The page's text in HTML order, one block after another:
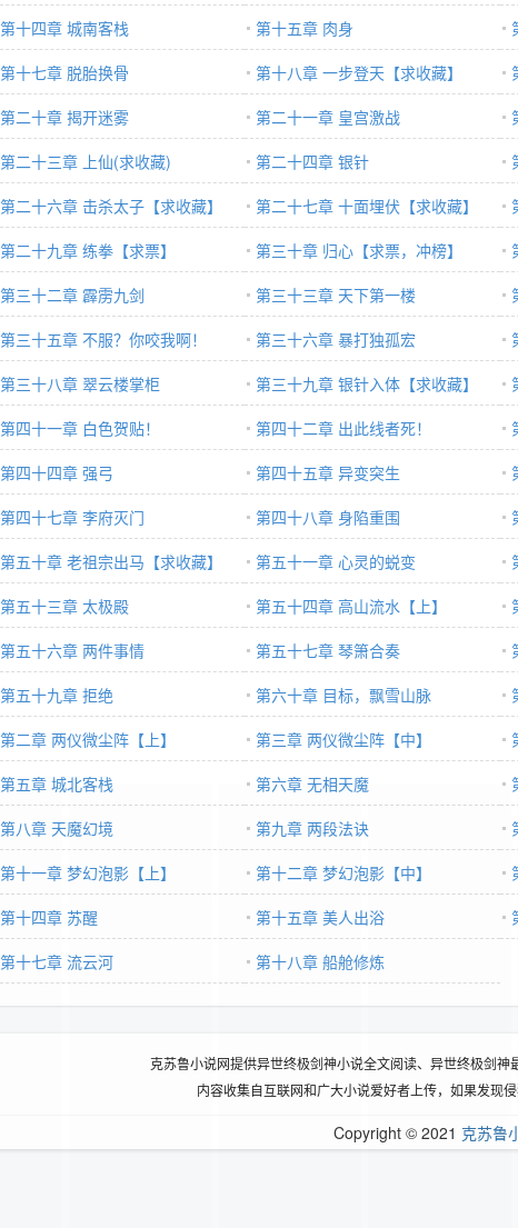
第十四章 城南客栈
第十五章 肉身
第十七章 脱胎换骨
第十八章 一步登天【求收藏】
第二十章 揭开迷雾
第二十一章 皇宫激战
第二十三章 上仙(求收藏)
第二十四章 银针
第二十六章 击杀太子【求收藏】
第二十七章 十面埋伏【求收藏】
第二十九章 练拳【求票】
第三十章 归心【求票，冲榜】
第三十二章 霹雳九剑
第三十三章 天下第一楼
第三十五章 不服？你咬我啊！
第三十六章 暴打独孤宏
第三十八章 翠云楼掌柜
第三十九章 银针入体【求收藏】
第四十一章 白色贺贴！
第四十二章 出此线者死！
第四十四章 强弓
第四十五章 异变突生
第四十七章 李府灭门
第四十八章 身陷重围
第五十章 老祖宗出马【求收藏】
第五十一章 心灵的蜕变
第五十三章 太极殿
第五十四章 高山流水【上】
第五十六章 两件事情
第五十七章 琴箫合奏
第五十九章 拒绝
第六十章 目标，飘雪山脉
第二章 两仪微尘阵【上】
第三章 两仪微尘阵【中】
第五章 城北客栈
第六章 无相天魔
第八章 天魔幻境
第九章 两段法诀
第十一章 梦幻泡影【上】
第十二章 梦幻泡影【中】
第十四章 苏醒
第十五章 美人出浴
第十七章 流云河
第十八章 船舱修炼
克苏鲁小说网提供异世终极剑神小说全文阅读、异世终极剑神
内容收集自互联网和广大小说爱好者上传，如果发现
Copyright © 2021 克苏鲁